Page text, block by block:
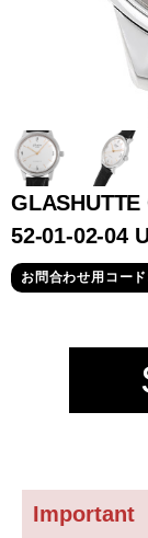
オーデマピゲ
セイコー
52-01-02-04
お問合わせ用コー
Important